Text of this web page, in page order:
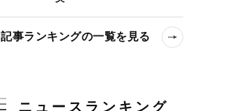
記事ランキングの一覧を見る
ニュースランキング